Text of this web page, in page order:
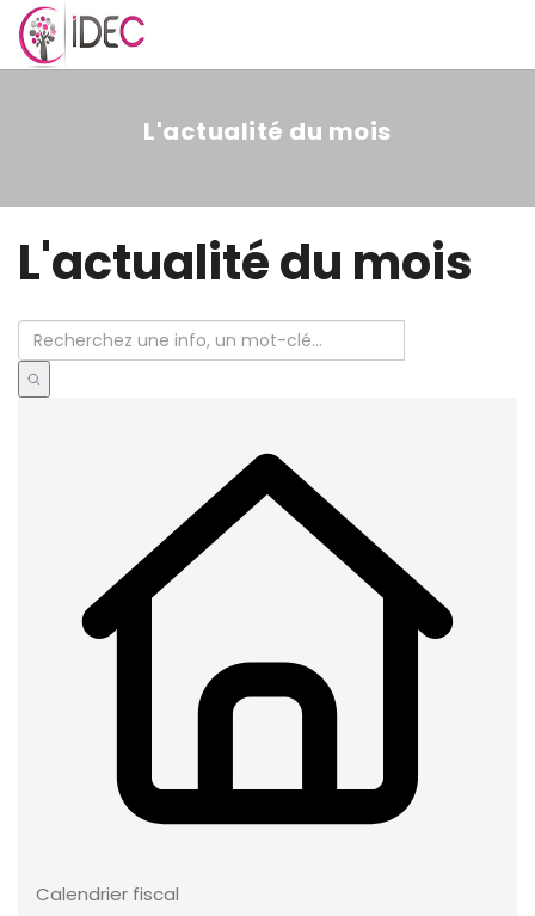
MENU
L'actualité du mois
L'actualité du mois
Calendrier fiscal